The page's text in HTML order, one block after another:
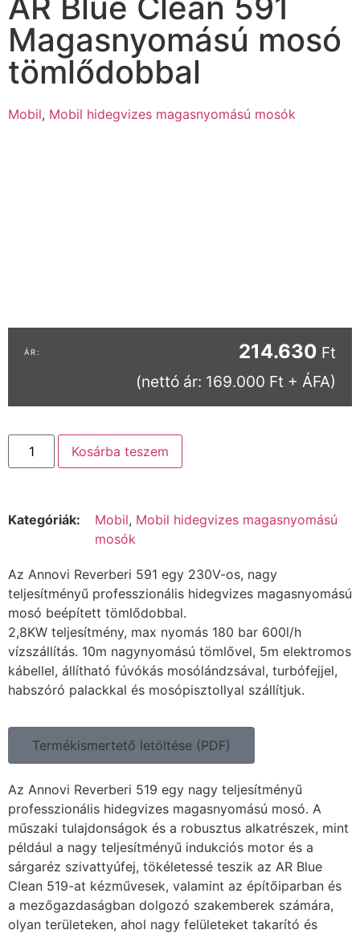
Magasnyomású mosó
tömlődobbal
Mobil, Mobil hidegvizes magasnyomású mosók
214.630 Ft
(nettó ár: 169.000 Ft + ÁFA)
Kosárba teszem
Kategóriák: Mobil, Mobil hidegvizes magasnyomású
mosók
Az Annovi Reverberi 591 egy 230V-os, nagy
teljesítményű professzionális hidegvizes magasnyomású
mosó beépített tömlődobbal.
2,8KW teljesítmény, max nyomás 180 bar 600l/h
vízszállítás. 10m nagynyomású tömlővel, 5m elektromos
kábellel, állítható fúvókás mosólándzsával, turbófejjel,
habszóró palackkal és mosópisztollyal szállítjuk.
Termékismertető letöltése (PDF)
Az Annovi Reverberi 519 egy nagy teljesítményű
professzionális hidegvizes magasnyomású mosó. A
műszaki tulajdonságok és a robusztus alkatrészek, mint
például a nagy teljesítményű indukciós motor és a
sárgaréz szivattyúfej, tökéletessé teszik az AR Blue
Clean 519-at kézművesek, valamint az építőiparban és
a mezőgazdaságban dolgozó szakemberek számára,
olyan területeken, ahol nagy felületeket takarító és